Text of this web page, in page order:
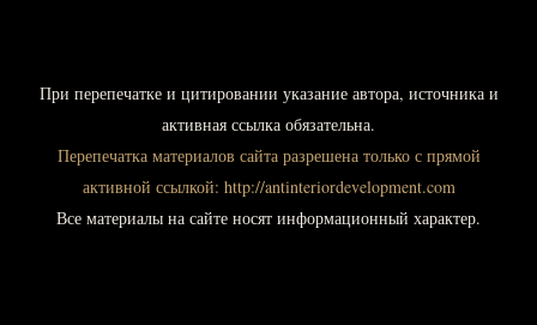
При перепечатке и цитировании указание автора, источника и
активная ссылка обязательна.
Перепечатка материалов сайта разрешена только с прямой
активной ссылкой: http://antinteriordevelopment.com
Все материалы на сайте носят информационный характер.